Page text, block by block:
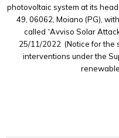
photovoltaic system at its
49, 06062, Moiano (PG),
called “Avviso Solar
25/11/2022 (Notice for the
interventions under the